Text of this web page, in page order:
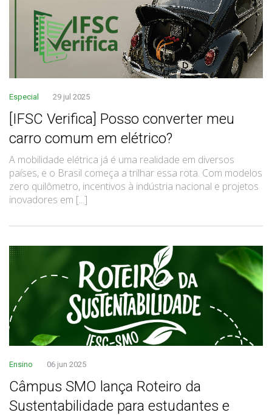
Especial 29 jul 2025
[IFSC Verifica] Posso converter meu
carro comum em elétrico?
A mobilidade elétrica já é uma realidade em diversos
países, e o Brasil começa a trilhar essa rota. Com modelos
zero quilômetro, incentivos à indústria nacional e projetos
inovadores em [...]
Ensino 06 jun 2025
Câmpus SMO lança Roteiro da
Sustentabilidade para estudantes e